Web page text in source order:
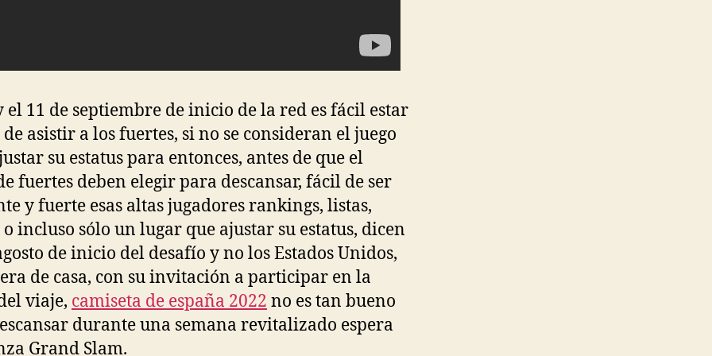
el 11 de septiembre de inicio de la red es fácil estar
de asistir a los fuertes, si no se consideran el juego
su estatus para entonces, antes de que el
fuertes deben elegir para descansar, fácil de ser
y fuerte esas altas jugadores rankings, listas,
incluso sólo un lugar que ajustar su estatus, dicen
de inicio del desafío y no los Estados Unidos,
de casa, con su invitación a participar en la
viaje, camiseta de españa 2022 no es tan bueno
durante una semana revitalizado espera
Grand Slam.